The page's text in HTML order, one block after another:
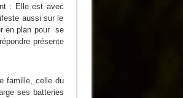
: Elle est avec
aussi sur le
en plan pour se
présente
famille, celle du
ses batteries